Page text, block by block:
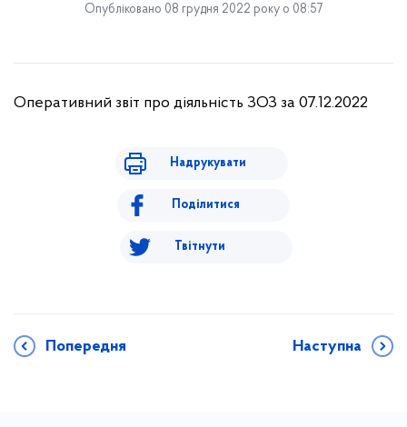
Опубліковано 08 грудня 2022 року о 08:57
Оперативний звіт про діяльність ЗОЗ за 07.12.2022
Надрукувати
Поділитися
Твітнути
Попередня Наступна